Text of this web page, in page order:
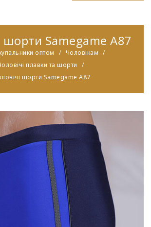
шорти Samegame A87
оптом
Чоловікам
плавки та шорти
шорти Samegame A87